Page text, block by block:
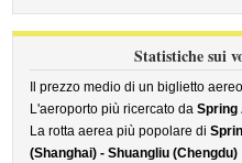
Statistiche sui
Il prezzo medio di un biglietto
L'aeroporto più ricercato daSpring
La rotta aerea più popolare di
(Shanghai) - Shuangliu (Chengdu)